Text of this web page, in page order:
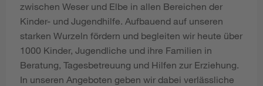
zwischen Weser und Elbe in allen Bereichen der
Kinder- und Jugendhilfe. Aufbauend auf unseren
starken Wurzeln fördern und begleiten wir heute über
1000 Kinder, Jugendliche und ihre Familien in
Beratung, Tagesbetreuung und Hilfen zur Erziehung.
In unseren Angeboten geben wir dabei verlässliche